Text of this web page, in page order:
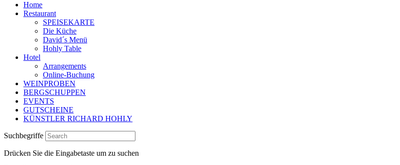
Home
Restaurant
SPEISEKARTE
Die Küche
David´s Menü
Hohly Table
Hotel
Arrangements
Online-Buchung
WEINPROBEN
BERGSCHUPPEN
EVENTS
GUTSCHEINE
KÜNSTLER RICHARD HOHLY
Suchbegriffe
Drücken Sie die Eingabetaste um zu suchen